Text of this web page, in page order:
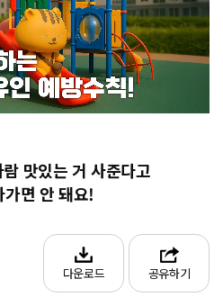
맛있는 거 사준다고
면 안 돼요!
다운로드 공유하기